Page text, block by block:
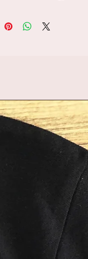
zijde staat altijd
totale
per 5 stuks/
gewenst, kan
gemaakt
je mailen naar